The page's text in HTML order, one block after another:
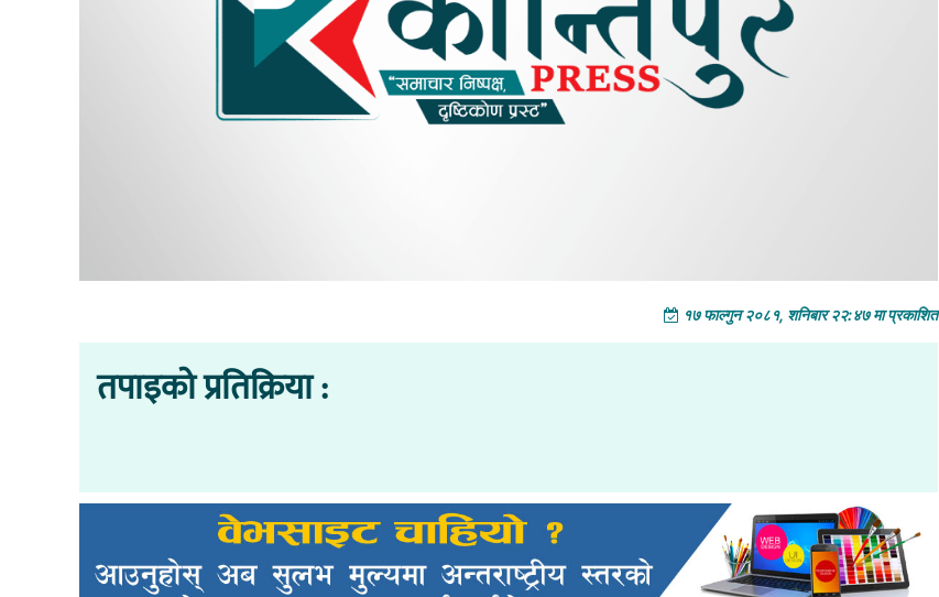
१७ फाल्गुन २०८१, शनिबार २२:४७ मा प्रकाशित
तपाइको प्रतिक्रिया :